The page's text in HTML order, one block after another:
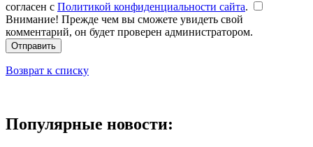
согласен с Политикой конфиденциальности сайта.
Внимание! Прежде чем вы сможете увидеть свой
комментарий, он будет проверен администратором.
Отправить
Возврат к списку
Популярные новости: